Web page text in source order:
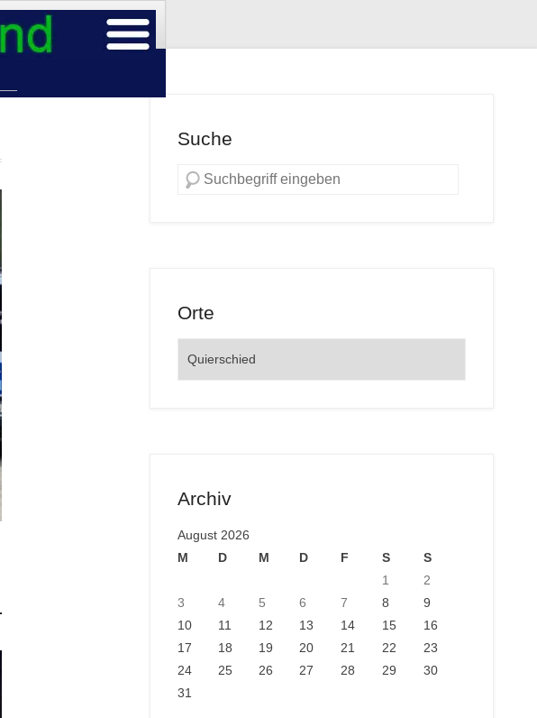
Suche
Orte
Archiv
August 2026
M
D M D F S
S
1
2
3
4 5 6 7 8
9
10
11 12 13 14 15
16
17
18 19 20 21 22
23
24
25 26 27 28 29
30
31